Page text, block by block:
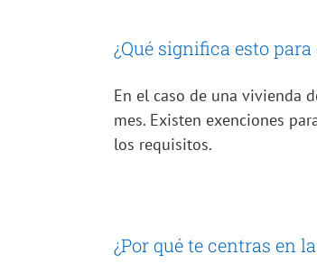
¿Qué significa esto
En el caso de una vivienda
mes. Existen exenciones
los requisitos.
¿Por qué te centras en